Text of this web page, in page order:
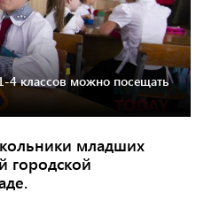
4 классов можно посещать
младших
городской